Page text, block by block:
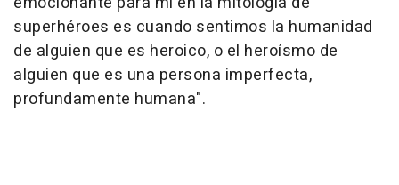
superhéroes es cuando sentimos la humanidad
de alguien que es heroico, o el heroísmo de
alguien que es una persona imperfecta,
profundamente humana".